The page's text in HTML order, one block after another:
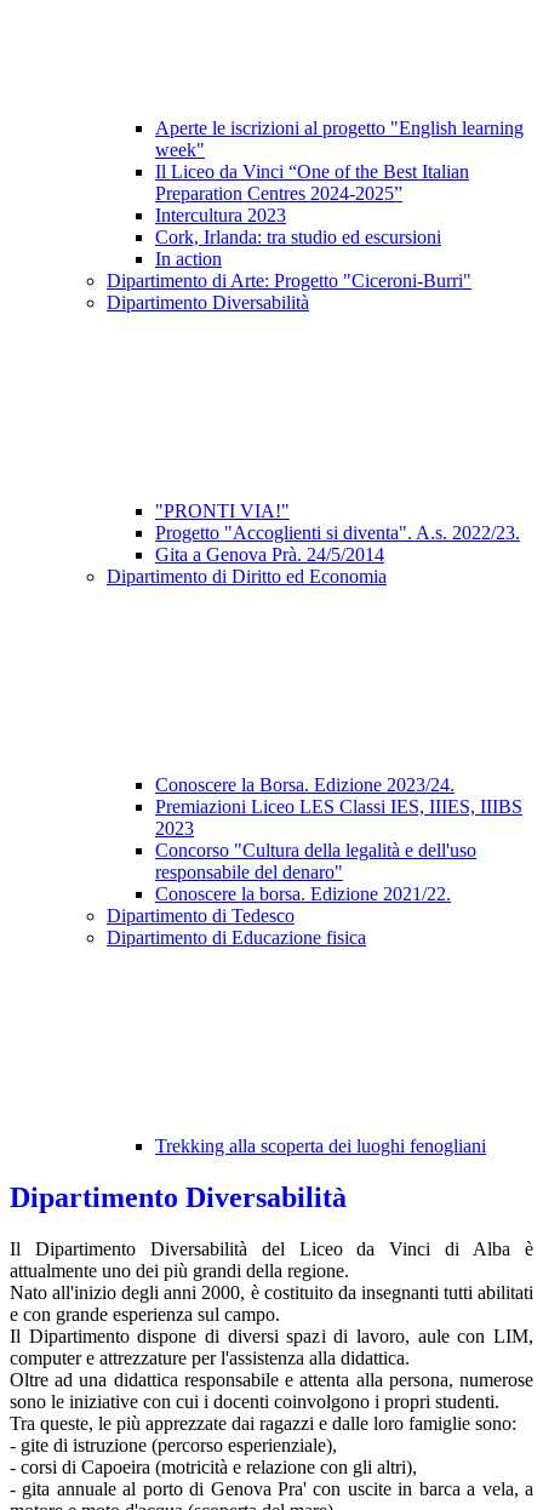
Aperte le iscrizioni al progetto "English learning
week"
Il Liceo da Vinci “One of the Best Italian
Preparation Centres 2024-2025”
Intercultura 2023
Cork, Irlanda: tra studio ed escursioni
In action
Dipartimento di Arte: Progetto "Ciceroni-Burri"
Dipartimento Diversabilità
"PRONTI VIA!"
Progetto "Accoglienti si diventa". A.s. 2022/23.
Gita a Genova Prà. 24/5/2014
Dipartimento di Diritto ed Economia
Conoscere la Borsa. Edizione 2023/24.
Premiazioni Liceo LES Classi IES, IIIES, IIIBS
2023
Concorso "Cultura della legalità e dell'uso
responsabile del denaro"
Conoscere la borsa. Edizione 2021/22.
Dipartimento di Tedesco
Dipartimento di Educazione fisica
Trekking alla scoperta dei luoghi fenogliani
Dipartimento Diversabilità
Il Dipartimento Diversabilità del Liceo da Vinci di Alba è
attualmente uno dei più grandi della regione.
Nato all'inizio degli anni 2000, è costituito da insegnanti tutti abilitati
e con grande esperienza sul campo.
Il Dipartimento dispone di diversi spazi di lavoro, aule con LIM,
computer e attrezzature per l'assistenza alla didattica.
Oltre ad una didattica responsabile e attenta alla persona, numerose
sono le iniziative con cui i docenti coinvolgono i propri studenti.
Tra queste, le più apprezzate dai ragazzi e dalle loro famiglie sono:
- gite di istruzione (percorso esperienziale),
- corsi di Capoeira (motricità e relazione con gli altri),
- gita annuale al porto di Genova Pra' con uscite in barca a vela, a